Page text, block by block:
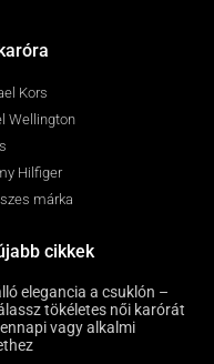
Kors
Wellington
Hilfiger
márka
cikkek
elegancia a csuklón –
tökéletes női karórát
vagy alkalmi